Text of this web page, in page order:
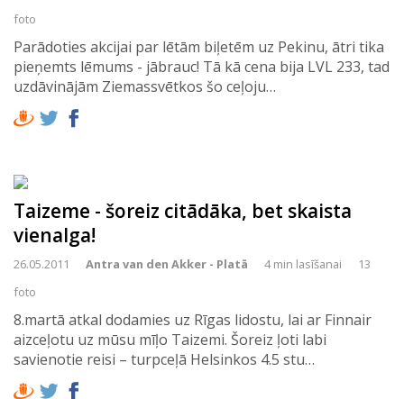
foto
Parādoties akcijai par lētām biļetēm uz Pekinu, ātri tika
pieņemts lēmums - jābrauc! Tā kā cena bija LVL 233, tad
uzdāvinājām Ziemassvētkos šo ceļoju…
Taizeme - šoreiz citādāka, bet skaista
vienalga!
26.05.2011 Antra van den Akker - Platā 4 min lasīšanai
13
foto
8.martā atkal dodamies uz Rīgas lidostu, lai ar Finnair
aizceļotu uz mūsu mīļo Taizemi. Šoreiz ļoti labi
savienotie reisi – turpceļā Helsinkos 4.5 stu…